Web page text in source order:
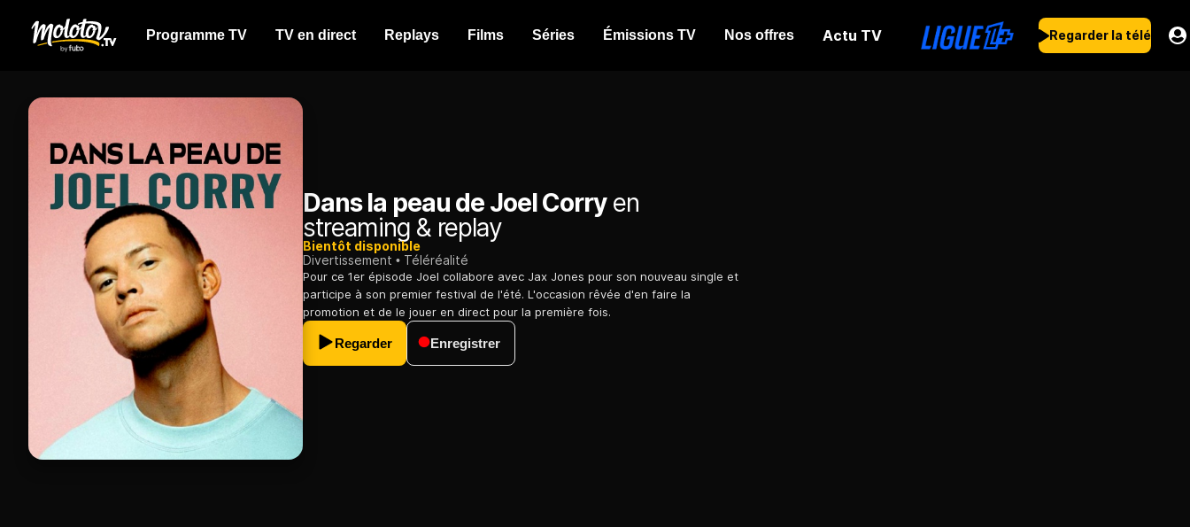
Programme TV TV en direct Replays Films Séries Émissions TV Nos offres Actu TV Regarder la télé
Dans la peau de Joel Corryen
streaming & replay
Bientôt disponible
Divertissement
Téléréalité
Pour ce 1er épisode Joel collabore avec Jax Jones pour son nouveau single et
participe à son premier festival de l'été. L'occasion rêvée d'en faire la
promotion et de le jouer en direct pour la première fois.
Regarder Enregistrer